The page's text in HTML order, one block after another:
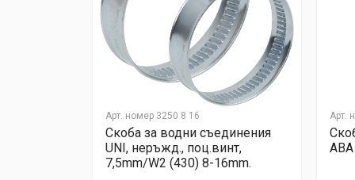
Арт. номер 3250 8 16
Скоба за водни съединения
UNI, неръжд., поц.винт,
7,5mm/W2 (430) 8-16mm.
Арт.